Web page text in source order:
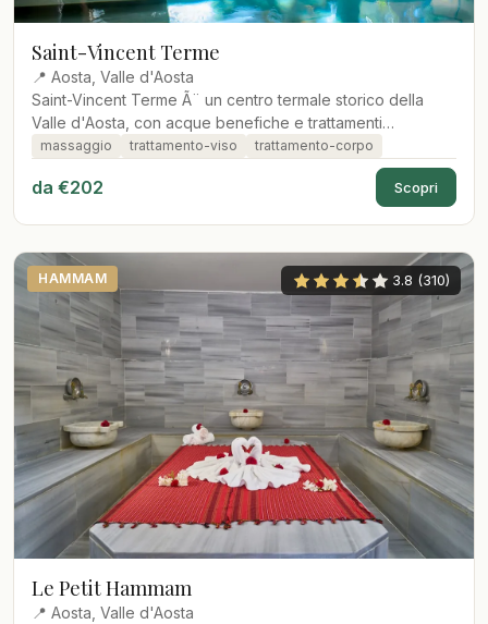
Saint-Vincent Terme
📍 Aosta, Valle d'Aosta
Saint-Vincent Terme Ã¨ un centro termale storico della
Valle d'Aosta, con acque benefiche e trattamenti
rigeneranti.
massaggio trattamento-viso trattamento-corpo
da €202 Scopri
HAMMAM 3.8 (310)
Le Petit Hammam
📍 Aosta, Valle d'Aosta